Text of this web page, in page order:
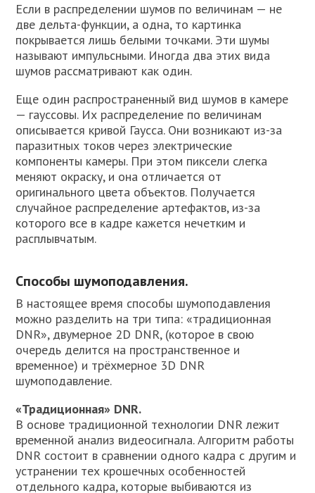
Если в распределении шумов по величинам — не
две дельта-функции, а одна, то картинка
покрывается лишь белыми точками. Эти шумы
называют импульсными. Иногда два этих вида
шумов рассматривают как один.
Еще один распространенный вид шумов в камере
— гауссовы. Их распределение по величинам
описывается кривой Гаусса. Они возникают из-за
паразитных токов через электрические
компоненты камеры. При этом пиксели слегка
меняют окраску, и она отличается от
оригинального цвета объектов. Получается
случайное распределение артефактов, из-за
которого все в кадре кажется нечетким и
расплывчатым.
Способы шумоподавления.
В настоящее время способы шумоподавления
можно разделить на три типа: «традиционная
DNR», двумерное 2D DNR, (которое в свою
очередь делится на пространственное и
временное) и трёхмерное 3D DNR
шумоподавление.
«Традиционная» DNR.
В основе традиционной технологии DNR лежит
временной анализ видеосигнала. Алгоритм работы
DNR состоит в сравнении одного кадра с другим и
устранении тех крошечных особенностей
отдельного кадра, которые выбиваются из